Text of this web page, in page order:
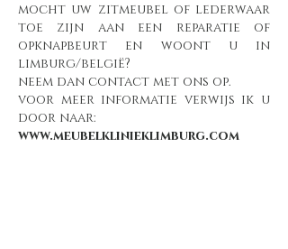
mocht uw zitmeubel of lederwaar
toe zijn aan een reparatie of
opknapbeurt en woont u in
limburg/belgië?
neem dan contact met ons op.
voor meer informatie verwijs ik u
door naar:
www.meubelklinieklimburg.com